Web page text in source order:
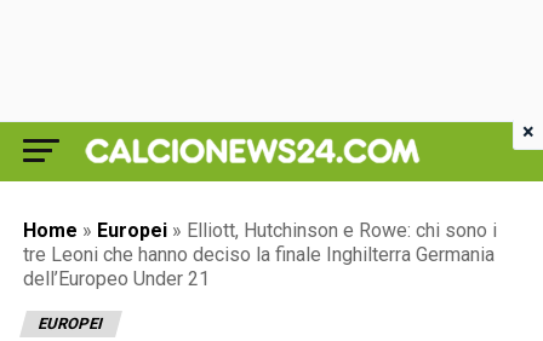
Home » Europei » Elliott, Hutchinson e Rowe: chi sono i
tre Leoni che hanno deciso la finale Inghilterra Germania
dell’Europeo Under 21
EUROPEI
×